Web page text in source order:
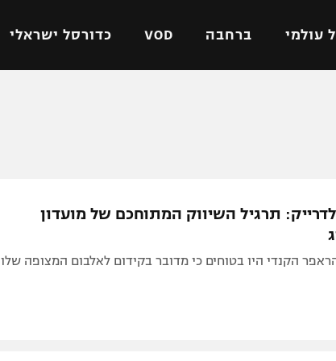
עולמי ברחבה VOD כדורסל ישראלי
ליגה גרמנית
מכבי תל אביב
תרגיל השיווק המתוחכם של מועדון
הקנדי היו בטוחים כי מדובר בקידום לאלבום המצופה שלו